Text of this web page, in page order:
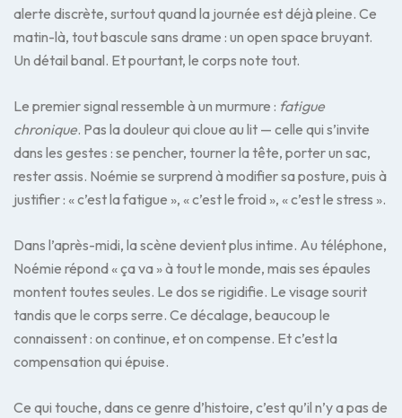
alerte discrète, surtout quand la journée est déjà pleine. Ce
matin-là, tout bascule sans drame : un open space bruyant.
Un détail banal. Et pourtant, le corps note tout.
Le premier signal ressemble à un murmure : fatigue
chronique. Pas la douleur qui cloue au lit — celle qui s’invite
dans les gestes : se pencher, tourner la tête, porter un sac,
rester assis. Noémie se surprend à modifier sa posture, puis à
justifier : « c’est la fatigue », « c’est le froid », « c’est le stress ».
Dans l’après-midi, la scène devient plus intime. Au téléphone,
Noémie répond « ça va » à tout le monde, mais ses épaules
montent toutes seules. Le dos se rigidifie. Le visage sourit
tandis que le corps serre. Ce décalage, beaucoup le
connaissent : on continue, et on compense. Et c’est la
compensation qui épuise.
Ce qui touche, dans ce genre d’histoire, c’est qu’il n’y a pas de